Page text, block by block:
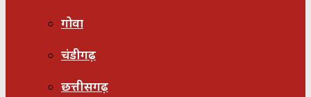
गोवा
चंडीगढ़
छत्तीसगढ़